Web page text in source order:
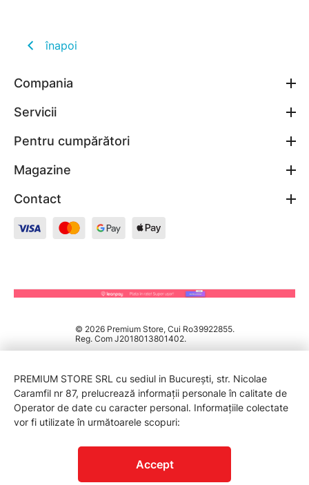
înapoi
Compania
Servicii
Pentru cumpărători
Magazine
Contact
© 2026 Premium Store, Cui Ro39922855.
Reg. Com J2018013801402.
PREMIUM STORE SRL cu sediul in București, str. Nicolae
Caramfil nr 87, prelucrează informații personale în calitate de
Operator de date cu caracter personal. Informațiile colectate
vor fi utilizate în următoarele scopuri:
Accept